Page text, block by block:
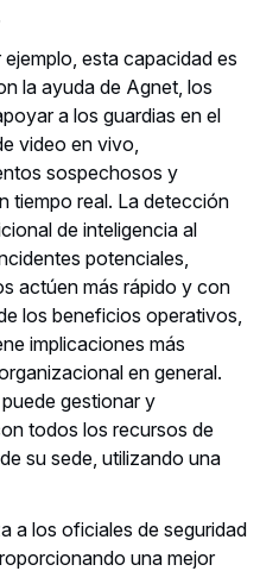
ejemplo, esta capacidad es
la ayuda de Agnet, los
a los guardias en el
video en vivo,
sospechosos y
tiempo real. La detección
de inteligencia al
potenciales,
actúen más rápido y con
los beneficios operativos,
implicaciones más
en general.
gestionar y
todos los recursos de
su sede, utilizando una
a los oficiales de seguridad
una mejor